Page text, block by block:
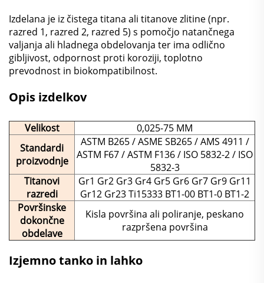
Izdelana je iz čistega titana ali titanove zlitine (npr.
razred 1, razred 2, razred 5) s pomočjo natančnega
valjanja ali hladnega obdelovanja ter ima odlično
gibljivost, odpornost proti koroziji, toplotno
prevodnost in biokompatibilnost.
Opis izdelkov
Velikost
0,025-75 MM
Standardi
proizvodnje
ASTM B265 / ASME SB265 / AMS 4911 /
ASTM F67 / ASTM F136 / ISO 5832-2 / ISO
5832-3
Titanovi
razredi
Gr1 Gr2 Gr3 Gr4 Gr5 Gr6 Gr7 Gr9 Gr11
Gr12 Gr23 Ti15333 BT1-00 BT1-0 BT1-2
Površinske
dokončne
obdelave
Kisla površina ali poliranje, peskano
razpršena površina
Izjemno tanko in lahko